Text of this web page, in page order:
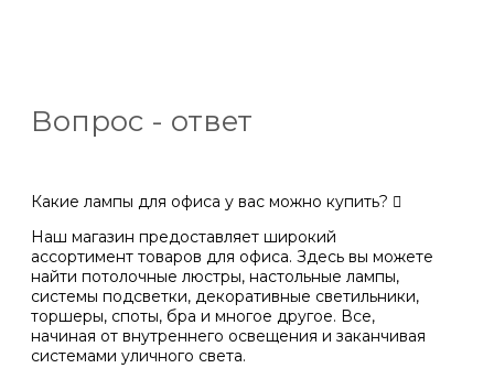
Вопрос - ответ
Какие лампы для офиса у вас можно купить?
Наш магазин предоставляет широкий
ассортимент товаров для офиса. Здесь вы можете
найти потолочные люстры, настольные лампы,
системы подсветки, декоративные светильники,
торшеры, споты, бра и многое другое. Все,
начиная от внутреннего освещения и заканчивая
системами уличного света.